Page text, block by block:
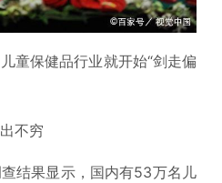
童保健品行业就开始“剑走偏
不穷
结果显示，国内有53万名儿